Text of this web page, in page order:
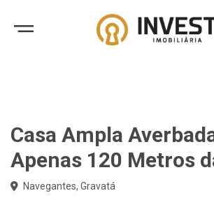
Casa Ampla
Apenas 120 Metros
Navegantes, Gravatá